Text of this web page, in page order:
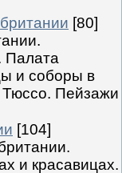
[80]
Палата
и соборы в
Тюссо. Пейзажи
[104]
и красавицах.